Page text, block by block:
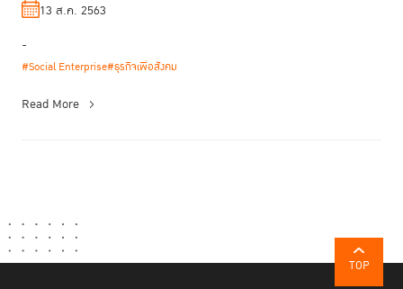
13 ส.ค. 2563
-
#Social Enterprise#ธุรกิจเพื่อสังคม
Read More
TOP